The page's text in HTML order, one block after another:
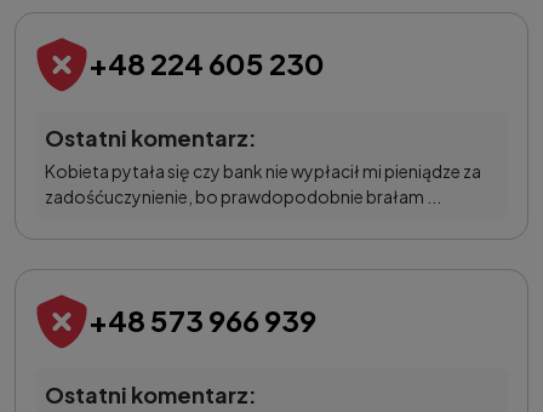
+48 224 605 230
Ostatni komentarz:
Kobieta pytała się czy bank nie wypłacił mi pieniądze za
zadośćuczynienie, bo prawdopodobnie brałam ...
+48 573 966 939
Ostatni komentarz: